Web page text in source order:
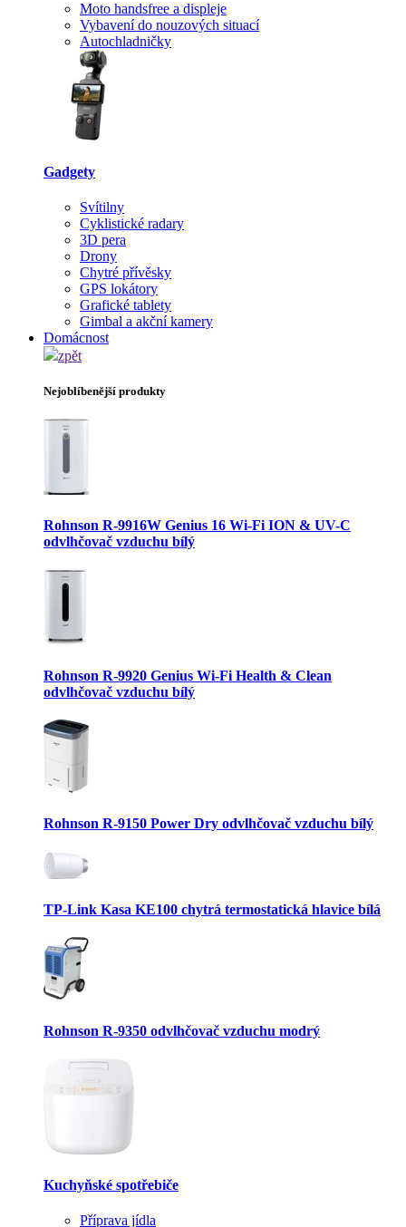
Moto handsfree a displeje
Vybavení do nouzových situací
Autochladničky
Gadgety
Svítilny
Cyklistické radary
3D pera
Drony
Chytré přívěsky
GPS lokátory
Grafické tablety
Gimbal a akční kamery
Domácnost
zpět
Nejoblíbenější produkty
Rohnson R-9916W Genius 16 Wi-Fi ION & UV-C
odvlhčovač vzduchu bílý
Rohnson R-9920 Genius Wi-Fi Health & Clean
odvlhčovač vzduchu bílý
Rohnson R-9150 Power Dry odvlhčovač vzduchu bílý
TP-Link Kasa KE100 chytrá termostatická hlavice bílá
Rohnson R-9350 odvlhčovač vzduchu modrý
Kuchyňské spotřebiče
Příprava jídla